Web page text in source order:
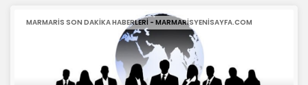
MARMARIS SON DAKIKA HABERLERI - MARMARISYENISAYFA.COM